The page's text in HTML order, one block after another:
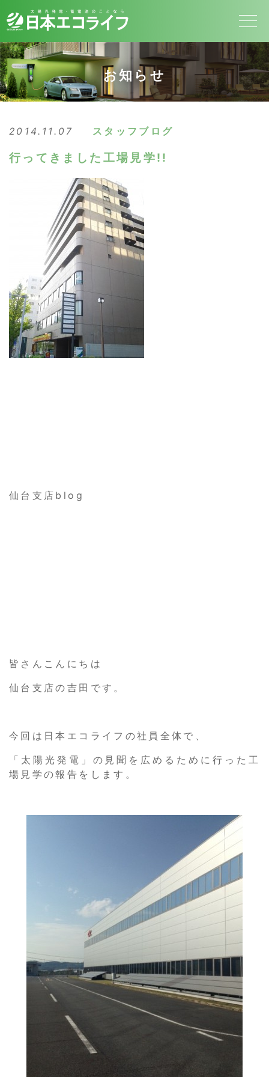
お知らせ
2014.11.07 スタッフブログ
行ってきました工場見学!!
仙台支店blog
皆さんこんにちは
仙台支店の吉田です。
今回は日本エコライフの社員全体で、
「太陽光発電」の見聞を広めるために行った工
場見学の報告をします。